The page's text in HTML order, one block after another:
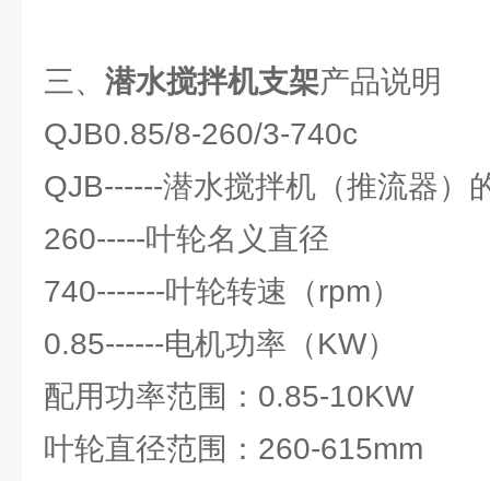
三、 潜水搅拌机支架产品说明
QJB0.85/8-260/3-740c
QJB------潜水搅拌机（推流器）
260-----叶轮名义直径
740-------叶轮转速（rpm）
0.85------电机功率（KW）
配用功率范围：0.85-10KW
叶轮直径范围：260-615mm